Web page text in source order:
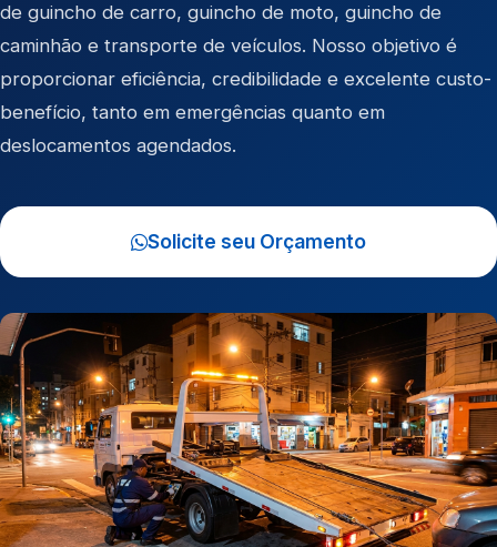
de guincho de carro, guincho de moto, guincho de
caminhão e transporte de veículos. Nosso objetivo é
proporcionar eficiência, credibilidade e excelente custo-
benefício, tanto em emergências quanto em
deslocamentos agendados.
Solicite seu Orçamento